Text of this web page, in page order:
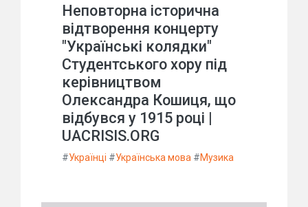
Неповторна історична
відтворення концерту
"Українські колядки"
Студентського хору під
керівництвом
Олександра Кошиця, що
відбувся у 1915 році |
UACRISIS.ORG
#Українці #Українська мова #Музика